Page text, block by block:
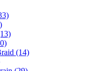
(14)